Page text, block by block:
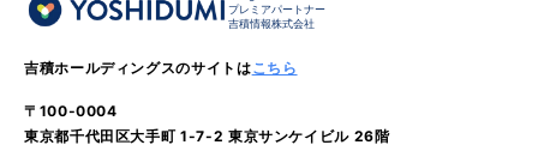
プレミアパートナー
吉積情報株式会社
吉積ホールディングスのサイトはこちら
〒100-0004
東京都千代田区大手町 1-7-2 東京サンケイビル 26階